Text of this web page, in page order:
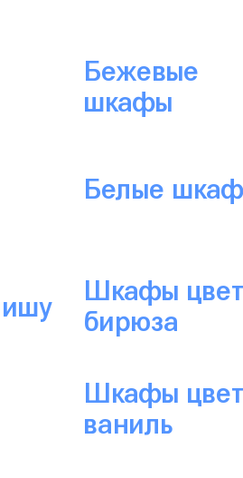
Бежевые
шкафы
Белые
Шкафы
бирюза
Шкафы
ваниль